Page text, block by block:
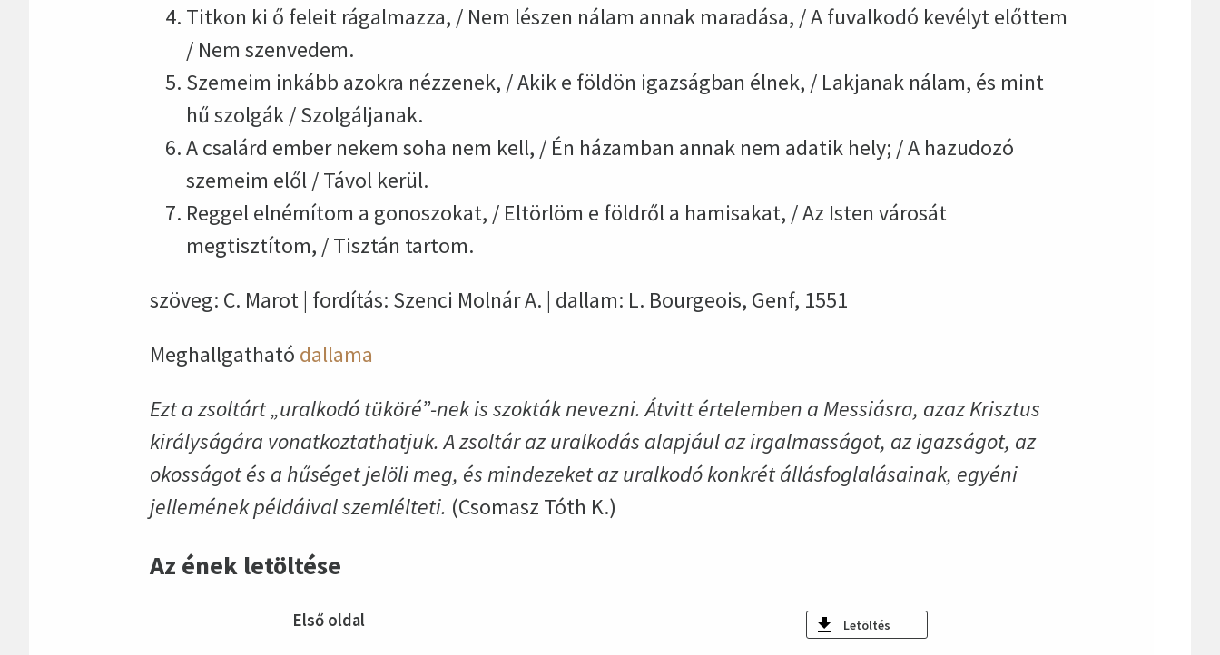
Titkon ki ő feleit rágalmazza, / Nem lészen nálam annak maradása, / A fuvalkodó kevélyt előttem
/ Nem szenvedem.
Szemeim inkább azokra nézzenek, / Akik e földön igazságban élnek, / Lakjanak nálam, és mint
hű szolgák / Szolgáljanak.
A csalárd ember nekem soha nem kell, / Én házamban annak nem adatik hely; / A hazudozó
szemeim elől / Távol kerül.
Reggel elnémítom a gonoszokat, / Eltörlöm e földről a hamisakat, / Az Isten városát
megtisztítom, / Tisztán tartom.
szöveg: C. Marot | fordítás: Szenci Molnár A. | dallam: L. Bourgeois, Genf, 1551
Meghallgatható dallama
Ezt a zsoltárt „uralkodó tüköré”-nek is szokták nevezni. Átvitt értelemben a Messiásra, azaz Krisztus
királyságára vonatkoztathatjuk. A zsoltár az uralkodás alapjául az irgalmasságot, az igazságot, az
okosságot és a hűséget jelöli meg, és mindezeket az uralkodó konkrét állásfoglalásainak, egyéni
jellemének példáival szemlélteti. (Csomasz Tóth K.)
Az ének letöltése
Első oldal Letöltés